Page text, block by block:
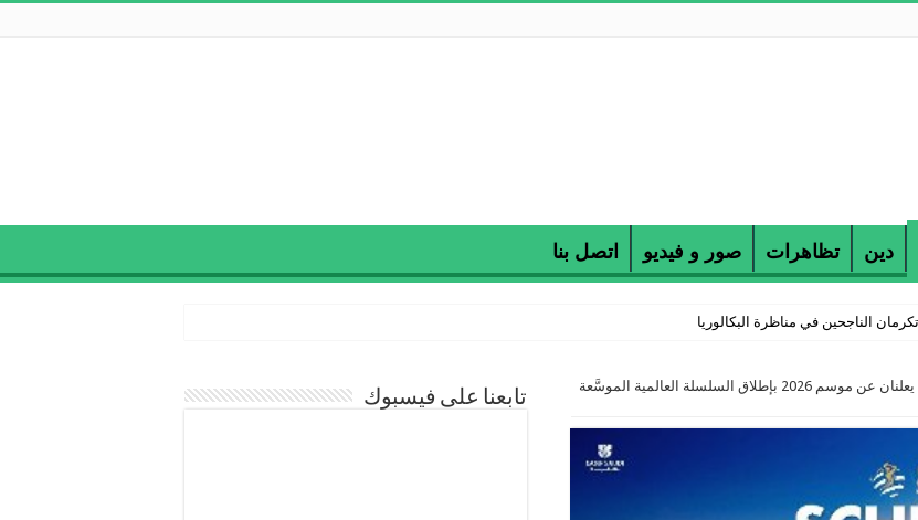
دين تظاهرات صور و فيديو اتصل بنا
صندوق الاستثمارات العامة وجولف السعودية يعلنان عن موسم 2026 بإطلاق السلسلة العالمية الموسَّعة
تابعنا على فيسبوك